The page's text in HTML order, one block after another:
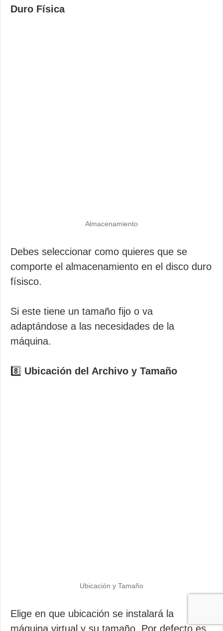
Duro Física
Almacenamiento
Debes seleccionar como quieres que se
comporte el almacenamiento en el disco duro
físisco.
Si este tiene un tamaño fijo o va
adaptándose a las necesidades de la
máquina.
8️⃣ Ubicación del Archivo y Tamaño
Ubicación y Tamaño
Elige en que ubicación se instalará la
máquina virtual y su tamaño. Por defecto es